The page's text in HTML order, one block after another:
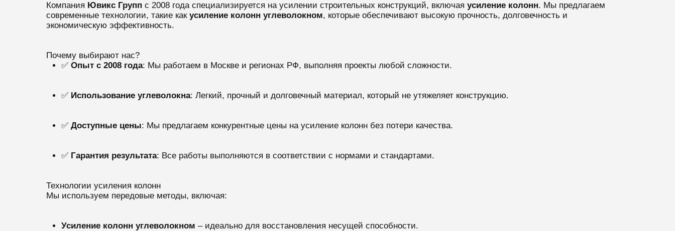
Компания Ювикс Групп с 2008 года специализируется на усилении строительных конструкций, включая усиление колонн. Мы предлагаем
современные технологии, такие как усиление колонн углеволокном, которые обеспечивают высокую прочность, долговечность и
экономическую эффективность.
Почему выбирают нас?
✅ Опыт с 2008 года: Мы работаем в Москве и регионах РФ, выполняя проекты любой сложности.
✅ Использование углеволокна: Легкий, прочный и долговечный материал, который не утяжеляет конструкцию.
✅ Доступные цены: Мы предлагаем конкурентные цены на усиление колонн без потери качества.
✅ Гарантия результата: Все работы выполняются в соответствии с нормами и стандартами.
Технологии усиления колонн
Мы используем передовые методы, включая:
Усиление колонн углеволокном – идеально для восстановления несущей способности.